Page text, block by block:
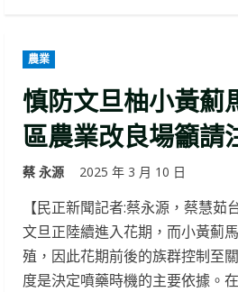
農業
慎防文旦柚小黃薊
區農業改良場籲請
蔡 永源 2025 年 3 月 10 日
【民正新聞記者:蔡永源，蔡慧茹
文旦正陸續進入花期，而小黃薊
殖，因此花期前後的族群控制至
度是決定噴藥時機的主要依據。